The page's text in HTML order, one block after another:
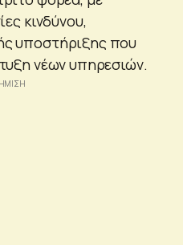
κινδύνου,
υποστήριξης που
νέων υπηρεσιών.